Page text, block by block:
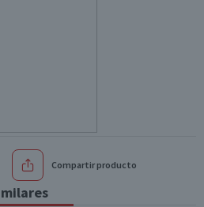
Compartir producto